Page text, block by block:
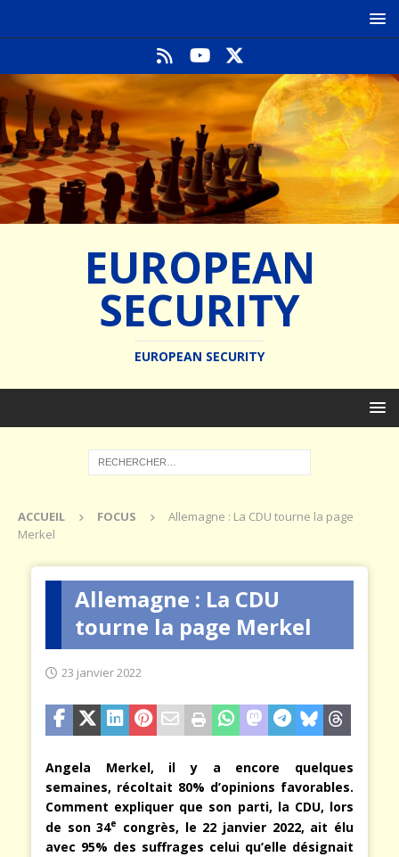
EUROPEAN
SECURITY
EUROPEAN SECURITY
ACCUEIL FOCUS
Allemagne : La CDU tourne la page
Merkel
Allemagne : La CDU
tourne la page Merkel
23 janvier 2022
Angela Merkel, il y a encore quelques
semaines, récoltait 80% d’opinions favorables.
Comment expliquer que son parti, la CDU, lors
de son 34e
congrès, le 22 janvier 2022, ait élu
avec 95% des suffrages celui qu’elle désignait